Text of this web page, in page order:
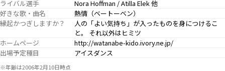
ライバル選手
Nora Hoffman / Atilla Elek 他
好きな歌・曲名
熱情（ベートーベン）
縁起かつぎしますか？
人の「よい気持ち」が入ったものを身につけるこ
と。 それ以外はヒミツ
ホームページ
http://watanabe-kido.ivory.ne.jp/
出場予定種目
アイスダンス
※年齢は2006年2月10日時点